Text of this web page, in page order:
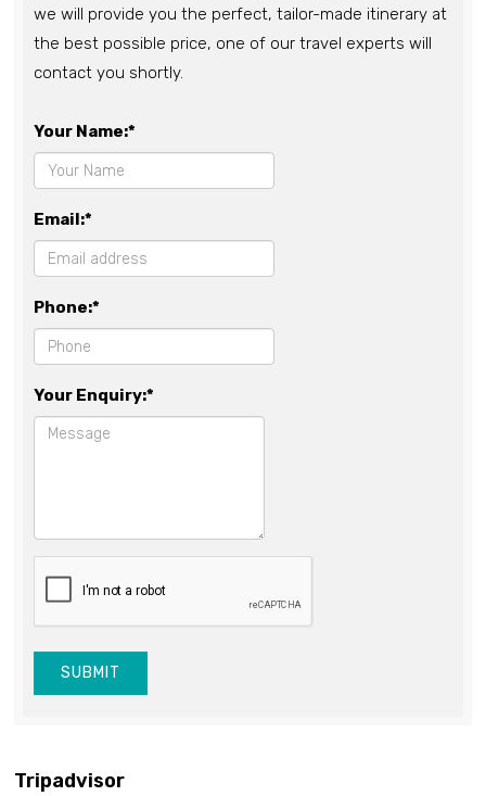
we will provide you the perfect, tailor-made itinerary at
the best possible price, one of our travel experts will
contact you shortly.
Your Name:*
Email:*
Phone:*
Your Enquiry:*
SUBMIT
Tripadvisor